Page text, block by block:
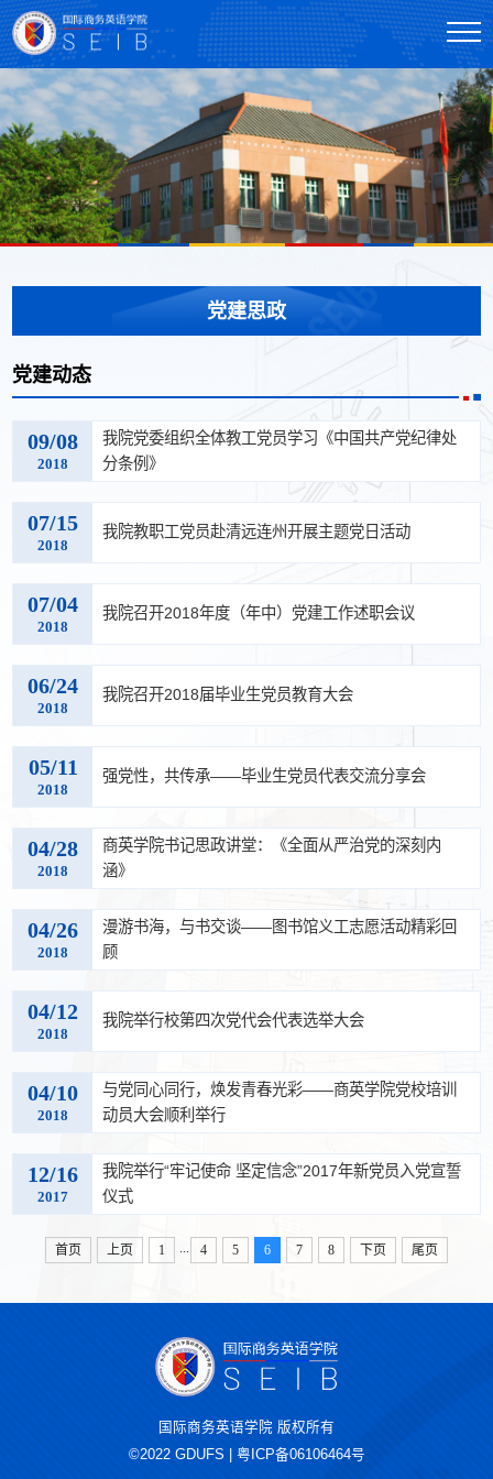
党建思政
党建动态
09/08
2018
我院党委组织全体教工党员学习《中国共产党纪律处
分条例》
07/15
2018
我院教职工党员赴清远连州开展主题党日活动
07/04
2018
我院召开​2018年度（年中）党建工作述职会议
06/24
2018
我院召开2018届毕业生党员教育大会
05/11
2018
强党性，共传承——毕业生党员代表交流分享会
04/28
2018
商英学院书记思政讲堂：《全面从严治党的深刻内
涵》
04/26
2018
漫游书海，与书交谈——图书馆义工志愿活动精彩回
顾
04/12
2018
我院举行校第四次党代会代表选举大会
04/10
2018
与党同心同行，焕发青春光彩——商英学院党校培训
动员大会顺利举行
12/16
2017
我院举行“牢记使命 坚定信念”2017年新党员入党宣誓
仪式
首页 上页 1 ... 4 5 6 7 8 下页 尾页
国际商务英语学院 版权所有
©2022 GDUFS | 粤ICP备06106464号